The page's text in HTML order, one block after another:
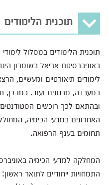
תוכנית הלימודים
תוכנית הלימודים במסלול
באוניברסיטת אריאל בשומרון
לימודים תיאורטיים ומעשיים,
במעבדה, מבחנים ועוד. כמו כן,
ובהתאם לכך רוכשים
האחרונים במדעי הכימיה,
תחומים בענף הרפואה.
המחלקה למדעי הכימיה
התמחויות ייחודיים לתואר ראשון: